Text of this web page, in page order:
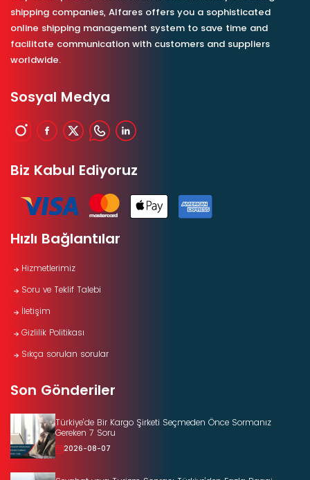
shipping companies, Alfares offers you a sophisticated
online shipping management system to save time and
facilitate communication with customers and suppliers
worldwide.
Sosyal Medya
Biz Kabul Ediyoruz
Hızlı Bağlantılar
Hizmetlerimiz
Soru ve Teklif Talebi
İletişim
Gizlilik Politikası
Sıkça sorulan sorular
Son Gönderiler
Türkiye’de Bir Kargo Şirketi Seçmeden Önce Sormanız
Gereken 7 Soru
2026-08-07